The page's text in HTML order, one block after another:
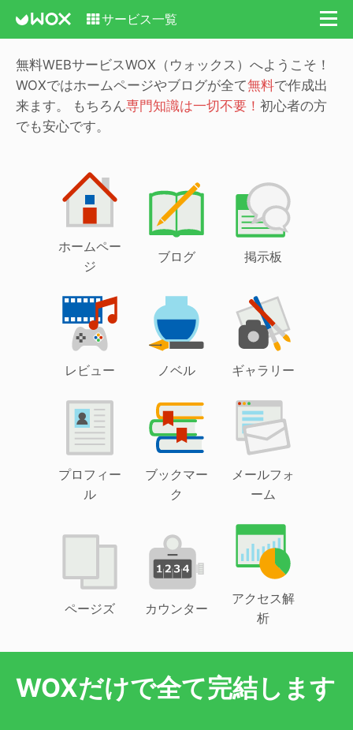
サービス一覧
無料WEBサービスWOX（ウォックス）へようこそ！
WOXではホームページやブログが全て無料で作成出
来ます。
もちろん専門知識は一切不要！ 初心者の方
でも安心です。
ホームペー
ジ
ブログ 掲示板
レビュー ノベル ギャラリー
プロフィー
ル
ブックマー
ク
メールフォ
ーム
ページズ カウンター
アクセス解
析
WOXだけで全て完結します